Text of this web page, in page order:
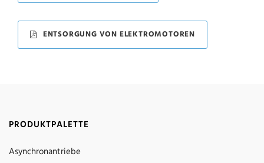
ENTSORGUNG VON ELEKTROMOTOREN
PRODUKTPALETTE
Asynchronantriebe